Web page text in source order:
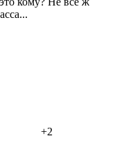
+2